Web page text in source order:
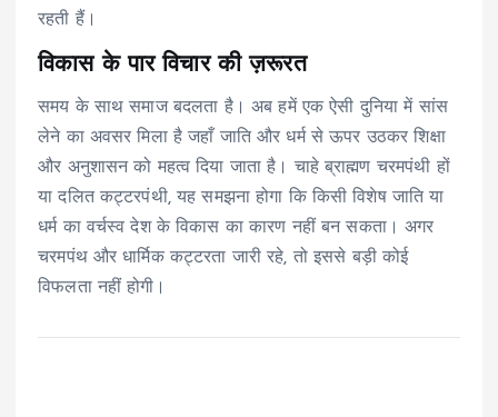
रहती हैं।
विकास के पार विचार की ज़रूरत
समय के साथ समाज बदलता है। अब हमें एक ऐसी दुनिया में सांस
लेने का अवसर मिला है जहाँ जाति और धर्म से ऊपर उठकर शिक्षा
और अनुशासन को महत्व दिया जाता है। चाहे ब्राह्मण चरमपंथी हों
या दलित कट्टरपंथी, यह समझना होगा कि किसी विशेष जाति या
धर्म का वर्चस्व देश के विकास का कारण नहीं बन सकता। अगर
चरमपंथ और धार्मिक कट्टरता जारी रहे, तो इससे बड़ी कोई
विफलता नहीं होगी।